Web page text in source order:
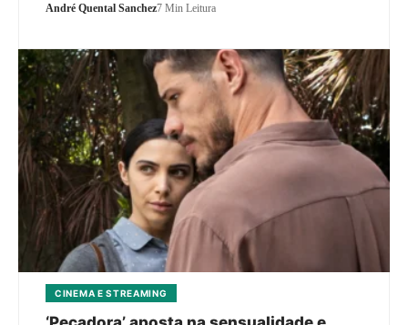
André Quental Sanchez7 Min Leitura
CINEMA E STREAMING